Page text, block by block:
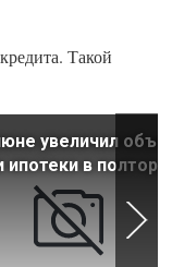
Такой
увеличил объем
в полтора